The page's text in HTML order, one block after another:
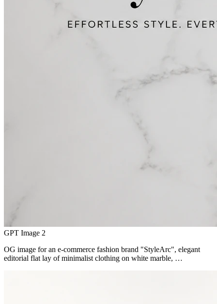
GPT Image 2
OG image for an e-commerce fashion brand "StyleArc", elegant
editorial flat lay of minimalist clothing on white marble, …